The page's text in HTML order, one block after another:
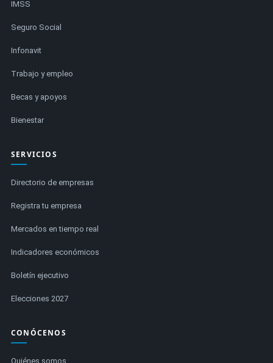
IMSS
Seguro Social
Infonavit
Trabajo y empleo
Becas y apoyos
Bienestar
SERVICIOS
Directorio de empresas
Registra tu empresa
Mercados en tiempo real
Indicadores económicos
Boletín ejecutivo
Elecciones 2027
CONÓCENOS
Quiénes somos